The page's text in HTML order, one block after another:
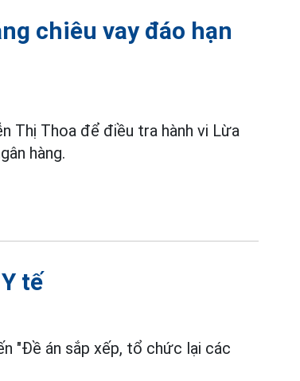
chiêu vay đáo hạn
Thị Thoa để điều tra hành vi Lừa
hàng.
tế
"Đề án sắp xếp, tổ chức lại các